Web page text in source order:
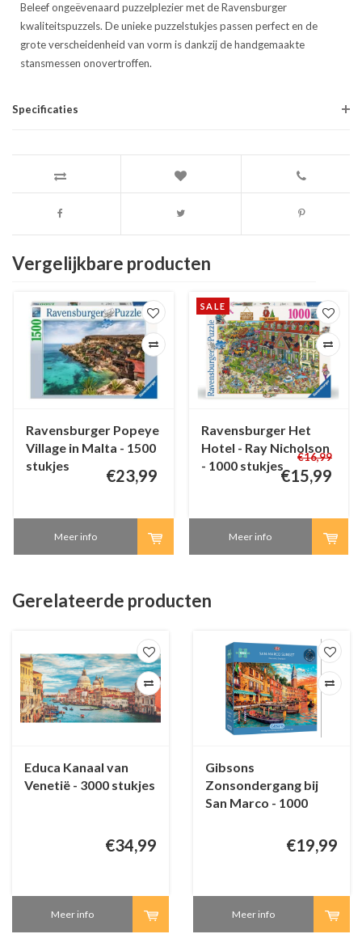
Beleef ongeëvenaard puzzelplezier met de Ravensburger
kwaliteitspuzzels. De unieke puzzelstukjes passen perfect en de
grote verscheidenheid van vorm is dankzij de handgemaakte
stansmessen onovertroffen.
Specificaties
Vergelijkbare producten
Ravensburger Popeye
Village in Malta - 1500
stukjes
€23,99
Meer info
SALE
Ravensburger Het
Hotel - Ray Nicholson
- 1000 stukjes
€16,99
€15,99
Meer info
Gerelateerde producten
Educa Kanaal van
Venetië - 3000 stukjes
€34,99
Meer info
Gibsons
Zonsondergang bij
San Marco - 1000
€19,99
Meer info